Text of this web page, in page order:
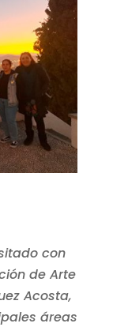
con
de Arte
Acosta,
áreas